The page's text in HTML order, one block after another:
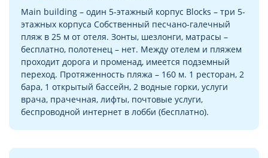
Main building – один 5-этажный корпус Blocks – три 5-
этажных корпуса Собственный песчано-галечный
пляж в 25 м от отеля. Зонты, шезлонги, матрасы –
бесплатно, полотенец – нет. Между отелем и пляжем
проходит дорога и променад, имеется подземный
переход. Протяженность пляжа – 160 м. 1 ресторан, 2
бара, 1 открытый бассейн, 2 водные горки, услуги
врача, прачечная, лифты, почтовые услуги,
беспроводной интернет в лобби (бесплатно).